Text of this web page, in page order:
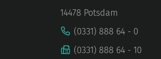
14478 Potsdam
(0331) 888 64 - 0
(0331) 888 64 - 10